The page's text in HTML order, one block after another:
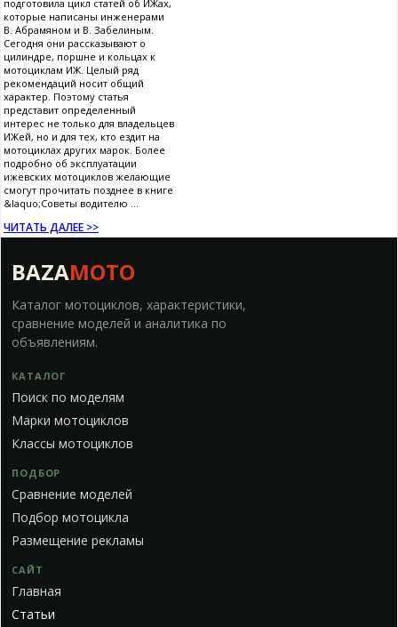
подготовила цикл статей об ИЖах,
которые написаны инженерами
В. Абрамяном и В. Забелиным.
Сегодня они рассказывают о
цилиндре, поршне и кольцах к
мотоциклам ИЖ. Целый ряд
рекомендаций носит общий
характер. Поэтому статья
представит определенный
интерес не только для владельцев
ИЖей, но и для тех, кто ездит на
мотоциклах других марок. Более
подробно об эксплуатации
ижевских мотоциклов желающие
смогут прочитать позднее в книге
&laquo;Советы водителю ...
ЧИТАТЬ ДАЛЕЕ >>
BAZAMOTO
Каталог мотоциклов, характеристики,
сравнение моделей и аналитика по
объявлениям.
КАТАЛОГ
Поиск по моделям
Марки мотоциклов
Классы мотоциклов
ПОДБОР
Сравнение моделей
Подбор мотоцикла
Размещение рекламы
САЙТ
Главная
Статьи